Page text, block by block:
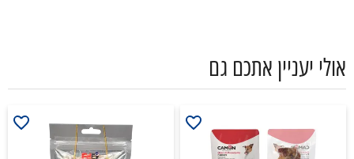
אולי יעניין אתכם גם